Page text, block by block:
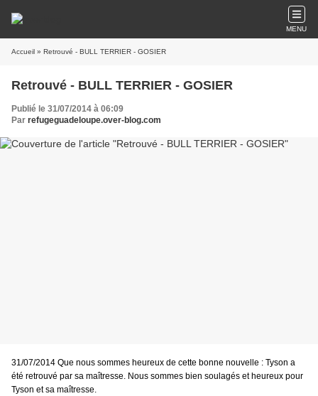
MENU
Accueil » Retrouvé - BULL TERRIER - GOSIER
Retrouvé - BULL TERRIER - GOSIER
Publié le 31/07/2014 à 06:09
Par refugeguadeloupe.over-blog.com
31/07/2014 Que nous sommes heureux de cette bonne nouvelle : Tyson a
été retrouvé par sa maîtresse. Nous sommes bien soulagés et heureux pour
Tyson et sa maîtresse.